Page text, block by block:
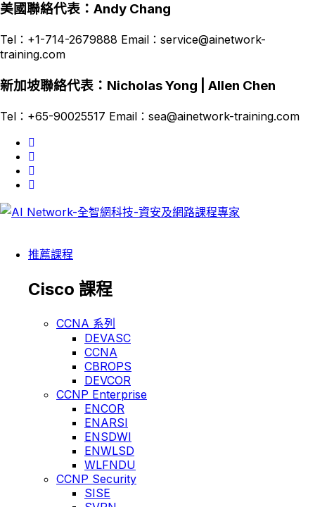
美國聯絡代表：Andy Chang
Tel：+1-714-2679888 Email：service@ainetwork-
training.com
新加坡聯絡代表：Nicholas Yong | Allen Chen
Tel：+65-90025517 Email：sea@ainetwork-training.com
推薦課程
Cisco 課程
CCNA 系列
DEVASC
CCNA
CBROPS
DEVCOR
CCNP Enterprise
ENCOR
ENARSI
ENSDWI
ENWLSD
WLFNDU
CCNP Security
SISE